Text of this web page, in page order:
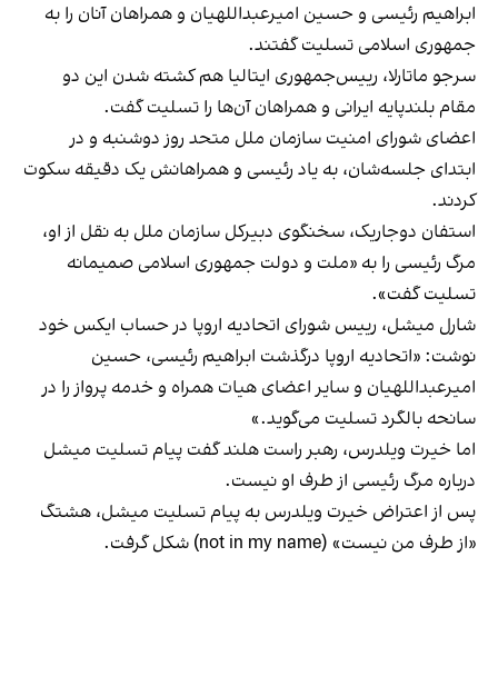
ابراهیم رئیسی و حسین امیرعبداللهیان و همراهان آنان را به
جمهوری اسلامی تسلیت گفتند.
سرجو ماتارلا، رییس‌جمهوری ایتالیا هم کشته شدن این دو
مقام بلندپایه ایرانی و همراهان آن‌ها را تسلیت گفت.
اعضای شورای امنیت سازمان ملل متحد روز دوشنبه و در
ابتدای جلسه‌شان، به یاد رئیسی و همراهانش یک دقیقه سکوت
کردند.
استفان دوجاریک، سخنگوی دبیرکل سازمان ملل به نقل از او،
مرگ رئیسی را به «ملت و دولت جمهوری اسلامی صمیمانه
تسلیت گفت».
شارل میشل، رییس شورای اتحادیه اروپا در حساب ایکس خود
نوشت: «اتحادیه اروپا درگذشت ابراهیم رئيسی، حسین
امیرعبداللهیان و سایر اعضای هیات همراه و خدمه پرواز را در
سانحه بالگرد تسلیت می‌گوید.»
اما خیرت ویلدرس، رهبر راست هلند گفت پیام تسلیت میشل
درباره مرگ رئيسی از طرف او نیست.
پس از اعتراض خیرت ویلدرس به پیام تسلیت میشل، هشتگ
«از طرف من نیست» (not in my name) شکل گرفت.